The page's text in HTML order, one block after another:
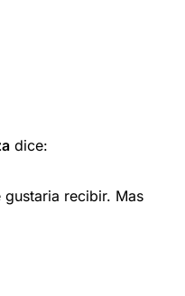
dice:
gustaria recibir. Mas